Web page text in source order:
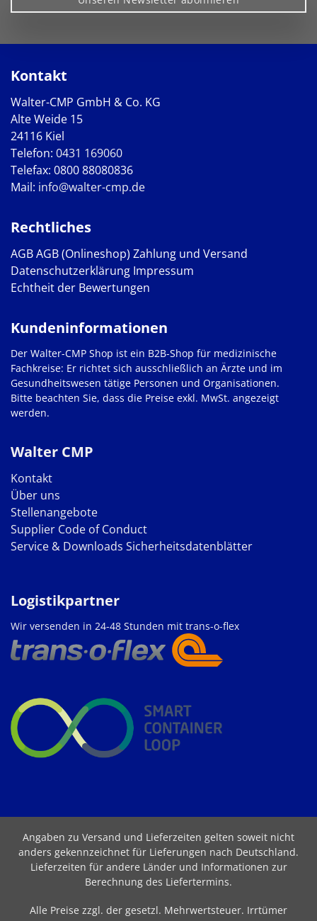
Kontakt
Walter-CMP GmbH & Co. KG
Alte Weide 15
24116 Kiel
Telefon: 0431 169060
Telefax: 0800 88080836
Mail: info@walter-cmp.de
Rechtliches
AGBAGB (Onlineshop) Zahlung und Versand
Datenschutzerklärung Impressum
Echtheit der Bewertungen
Walter CMP
Kontakt
Über uns
Stellenangebote
Supplier Code of Conduct
Service & Downloads Sicherheitsdatenblätter
Kundeninformationen
Der Walter-CMP Shop ist ein B2B-Shop für medizinische
Fachkreise: Er richtet sich ausschließlich an Ärzte und im
Gesundheitswesen tätige Personen und Organisationen.
Bitte beachten Sie, dass die Preise exkl. MwSt. angezeigt
werden.
Logistikpartner
Wir versenden in 24-48 Stunden mit trans-o-flex
Angaben zu Versand und Lieferzeiten gelten soweit nicht
anders gekennzeichnet für Lieferungen nach Deutschland.
Lieferzeiten für andere Länder und Informationen zur
Berechnung des Liefertermins.
Alle Preise zzgl. der gesetzl. Mehrwertsteuer. Irrtümer